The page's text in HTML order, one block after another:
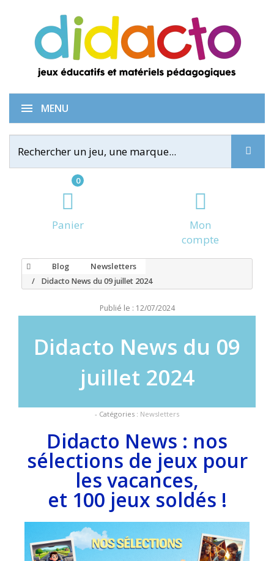
0
Panier
Mon
compte
MENU
Blog Newsletters
Didacto News du 09 juillet 2024
Publié le : 12/07/2024
Didacto News du 09
juillet 2024
- Catégories : Newsletters
Didacto News : nos
sélections de jeux pour
les vacances,
et 100 jeux soldés !